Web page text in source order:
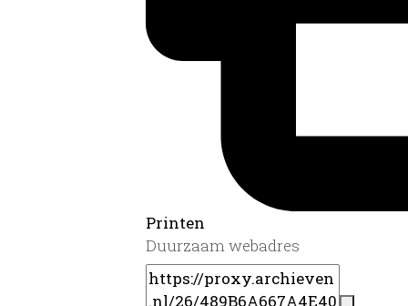
Printen
Duurzaam webadres